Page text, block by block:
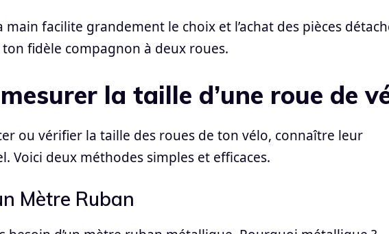
facilite grandement le choix et l’achat des pièces
fidèle compagnon à deux roues.
la taille d’une roue de
ou vérifier la taille des roues de ton vélo, connaître leur
Voici deux méthodes simples et efficaces.
Mètre Ruban